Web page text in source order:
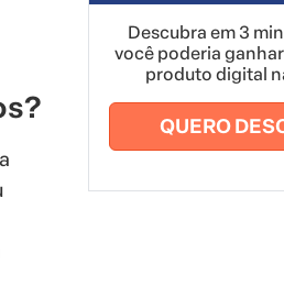
Descubra em 3
você poderia
produto digital
QUERO